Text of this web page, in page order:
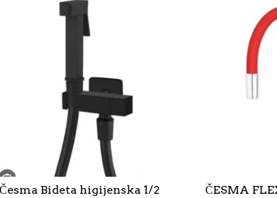
Česma Bideta higijenska 1/2
ČESMA